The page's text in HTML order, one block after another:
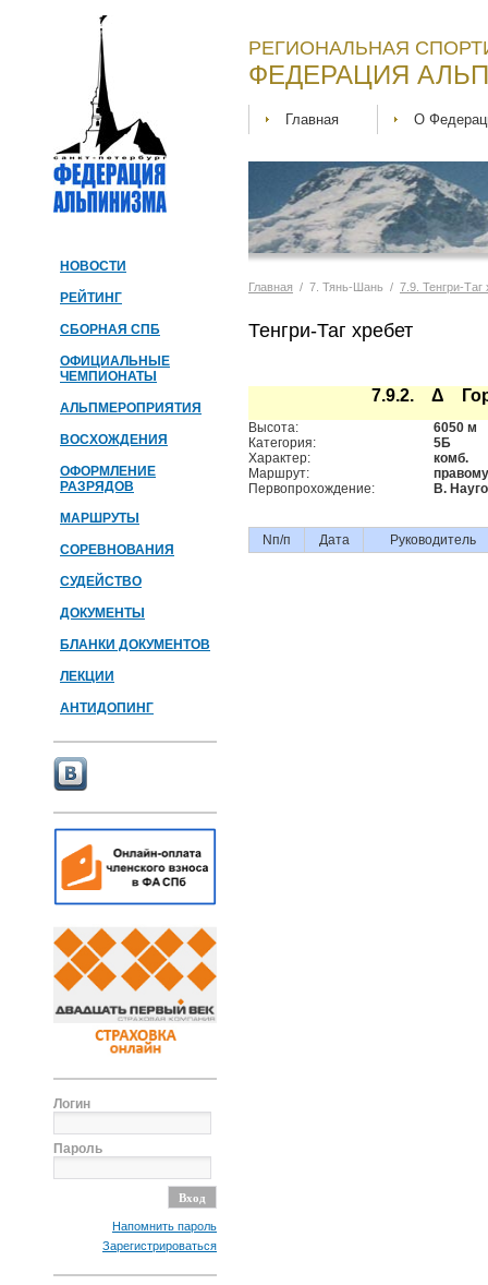
НОВОСТИ
РЕЙТИНГ
СБОРНАЯ СПБ
ОФИЦИАЛЬНЫЕ
ЧЕМПИОНАТЫ
АЛЬПМЕРОПРИЯТИЯ
ВОСХОЖДЕНИЯ
ОФОРМЛЕНИЕ
РАЗРЯДОВ
МАРШРУТЫ
СОРЕВНОВАНИЯ
СУДЕЙСТВО
ДОКУМЕНТЫ
БЛАНКИ ДОКУМЕНТОВ
ЛЕКЦИИ
АНТИДОПИНГ
Логин
Пароль
Напомнить пароль
Зарегистрироваться
РЕГИОНАЛЬНАЯ
ФЕДЕРАЦИЯ
Главная О
Главная / 7. Тянь-Шань / 7.9. Тенгри-Таг
Тенгри-Таг хребет
7.9.2. Δ
Высота:
6050 м
Категория:
5Б
Характер:
комб.
Маршрут:
Первопрохождение:
В.
Nп/п Дата Руководитель